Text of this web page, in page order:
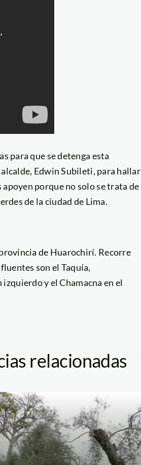
para que se detenga esta
Edwin Subileti, para hallar
porque no solo se trata de
de la ciudad de Lima.
de Huarochirí. Recorre
son el Taquía,
y el Chamacna en el
relacionadas